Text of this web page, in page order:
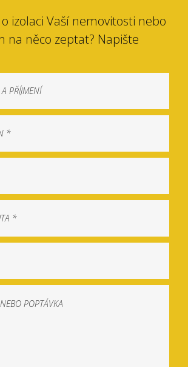
izolaci Vaší nemovitosti nebo
na něco zeptat? Napište